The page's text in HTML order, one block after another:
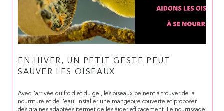
EN HIVER, UN PETIT GESTE PEUT
SAUVER LES OISEAUX
Avec l’arrivée du froid et du gel, les oiseaux peinent à trouver de la
nourriture et de l’eau. Installer une mangeoire couverte et proposer